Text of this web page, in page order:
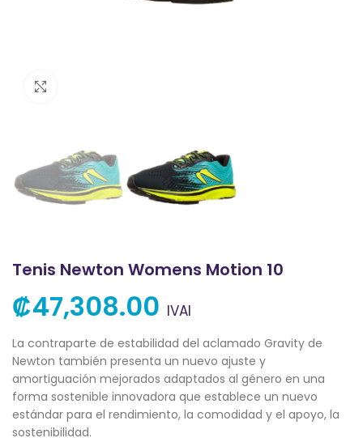
Tenis Newton Womens Motion 10
₡47,308.00 IVAI
La contraparte de estabilidad del aclamado Gravity de
Newton también presenta un nuevo ajuste y
amortiguación mejorados adaptados al género en una
forma sostenible innovadora que establece un nuevo
estándar para el rendimiento, la comodidad y el apoyo, la
sostenibilidad.